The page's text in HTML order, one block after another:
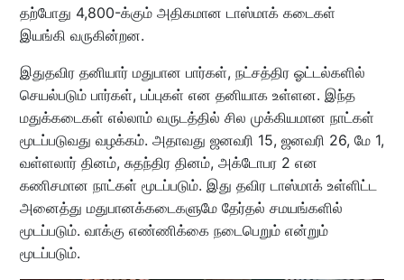
தற்போது 4,800-க்கும் அதிகமான டாஸ்மாக் கடைகள்
இயங்கி வருகின்றன.
இதுதவிர தனியார் மதுபான பார்கள், நட்சத்திர ஓட்டல்களில்
செயல்படும் பார்கள், பப்புகள் என தனியாக உள்ளன. இந்த
மதுக்கடைகள் எல்லாம் வருடத்தில் சில முக்கியமான நாட்கள்
மூடப்படுவது வழக்கம். அதாவது ஜனவரி 15, ஜனவரி 26, மே 1,
வள்ளலார் தினம், சுதந்திர தினம், அக்டோபர 2 என
கணிசமான நாட்கள் மூடப்படும். இது தவிர டாஸ்மாக் உள்ளிட்ட
அனைத்து மதுபானக்கடைகளுமே தேர்தல் சமயங்களில்
மூடப்படும். வாக்கு எண்ணிக்கை நடைபெறும் என்றும்
மூடப்படும்.